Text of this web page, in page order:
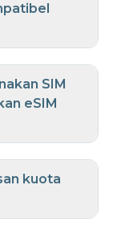
SIM
eSIM
kuota